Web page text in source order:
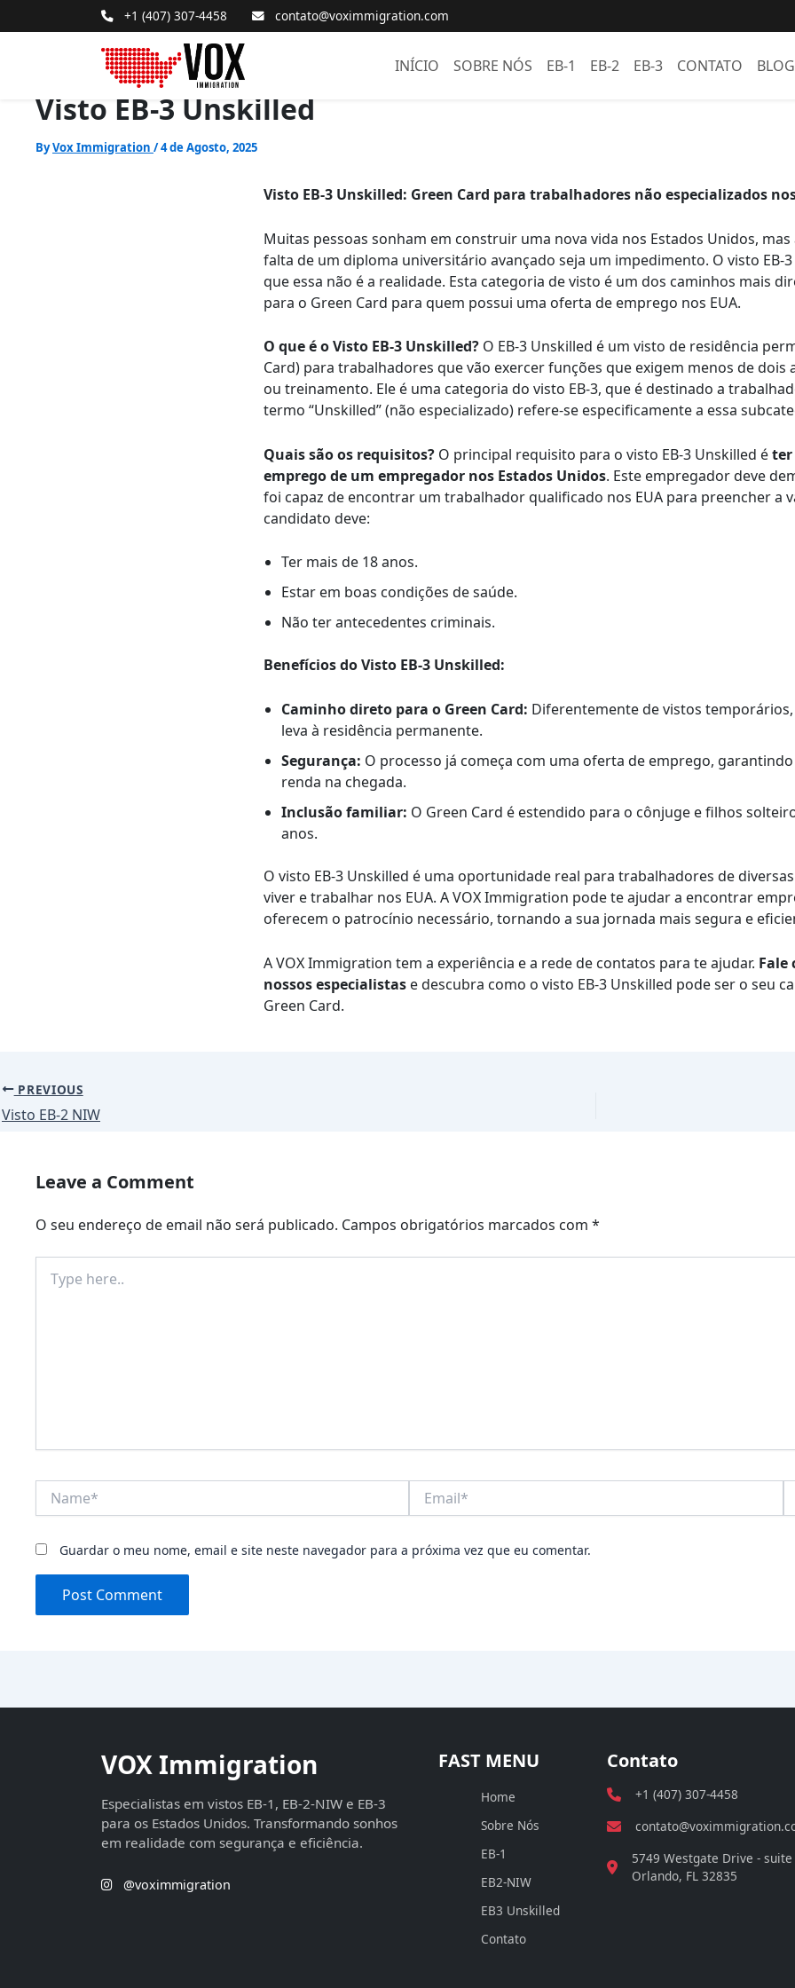
+1 (407) 307-4458 contato@voximmigration.com
INÍCIO SOBRE NÓS EB-1 EB-2 EB-3 CONTATO BLOG
Visto EB-3 Unskilled
ByVox Immigration /4 de Agosto, 2025
Visto EB-3 Unskilled: Green Card para trabalhadores não especializados
Muitas pessoas sonham em construir uma nova vida nos Estados Unidos,
falta de um diploma universitário avançado seja um impedimento. O visto EB-
que essa não é a realidade. Esta categoria de visto é um dos caminhos mais
para o Green Card para quem possui uma oferta de emprego nos EUA.
O que é o Visto EB-3 Unskilled? O EB-3 Unskilled é um visto de residência
Card) para trabalhadores que vão exercer funções que exigem menos de dois
ou treinamento. Ele é uma categoria do visto EB-3, que é destinado a
termo “Unskilled” (não especializado) refere-se especificamente a essa
Quais são os requisitos? O principal requisito para o visto EB-3 Unskilled éter
emprego de um empregador nos Estados Unidos. Este empregador deve
foi capaz de encontrar um trabalhador qualificado nos EUA para preencher a
candidato deve:
Ter mais de 18 anos.
Estar em boas condições de saúde.
Não ter antecedentes criminais.
Benefícios do Visto EB-3 Unskilled:
Caminho direto para o Green Card: Diferentemente de vistos temporários,
leva à residência permanente.
Segurança: O processo já começa com uma oferta de emprego,
renda na chegada.
Inclusão familiar: O Green Card é estendido para o cônjuge e filhos
anos.
O visto EB-3 Unskilled é uma oportunidade real para trabalhadores de
viver e trabalhar nos EUA. A VOX Immigration pode te ajudar a encontrar
oferecem o patrocínio necessário, tornando a sua jornada mais segura e
A VOX Immigration tem a experiência e a rede de contatos para te ajudar. Fale
nossos especialistas e descubra como o visto EB-3 Unskilled pode ser o seu
Green Card.
PREVIOUS
Visto EB-2 NIW
Leave a Comment
O seu endereço de email não será publicado. Campos obrigatórios marcados com *
here..
Guardar o meu nome, email e site neste navegador para a próxima vez que eu comentar.
VOX Immigration
Especialistas em vistos EB-1, EB-2-NIW e EB-3
para os Estados Unidos. Transformando sonhos
em realidade com segurança e eficiência.
@voximmigration
FAST MENU
Home
Sobre Nós
EB-1
EB2-NIW
EB3 Unskilled
Contato
Contato
+1 (407) 307-4458
5749 Westgate Drive - suite
Orlando, FL 32835